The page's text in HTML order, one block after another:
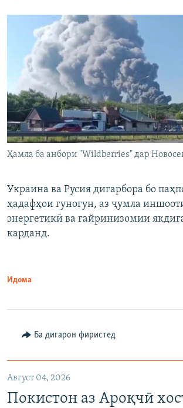
Ҳамла ба анбори "Wildberries" дар
Украина ва Русия дигарбора бо
ҳадафҳои гуногун, аз ҷумла
энергетикӣ ва ғайринизомии
карданд.
Идома
Ба дигарон фиристед
Август 04, 2026
Покистон аз Ароқчӣ